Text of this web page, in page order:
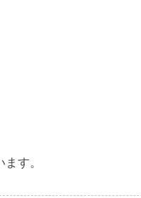
す。